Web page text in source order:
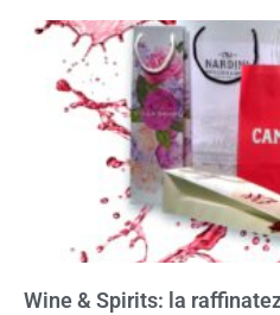
Wine & Spirits: la